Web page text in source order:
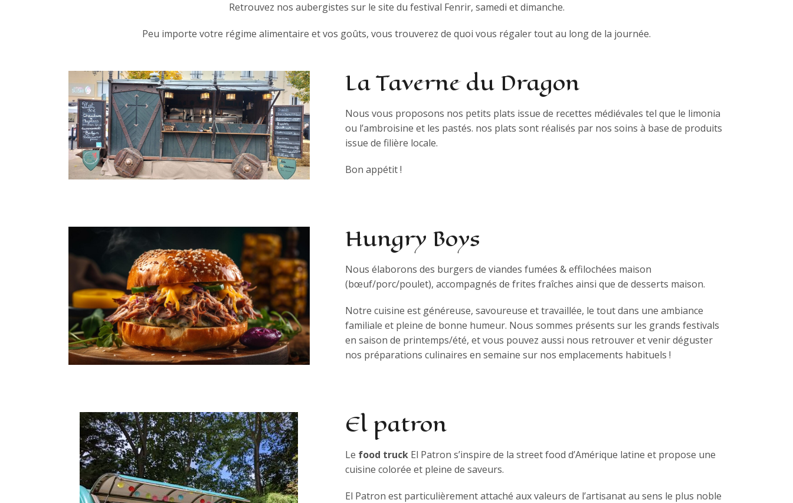
Retrouvez nos aubergistes sur le site du festival Fenrir, samedi et dimanche.
Peu importe votre régime alimentaire et vos goûts, vous trouverez de quoi vous régaler tout au long de la journée.
La Taverne du Dragon
Nous vous proposons nos petits plats issue de recettes médiévales tel que le limonia
ou l’ambroisine et les pastés. nos plats sont réalisés par nos soins à base de produits
issue de filière locale.
Bon appétit !
Hungry Boys
Nous élaborons des burgers de viandes fumées & effilochées maison
(bœuf/porc/poulet), accompagnés de frites fraîches ainsi que de desserts maison.
Notre cuisine est généreuse, savoureuse et travaillée, le tout dans une ambiance
familiale et pleine de bonne humeur. Nous sommes présents sur les grands festivals
en saison de printemps/été, et vous pouvez aussi nous retrouver et venir déguster
nos préparations culinaires en semaine sur nos emplacements habituels !
El patron
Le food truckEl Patron s’inspire de la street food d’Amérique latine et propose une
cuisine colorée et pleine de saveurs.
El Patron est particulièrement attaché aux valeurs de l’artisanat au sens le plus noble